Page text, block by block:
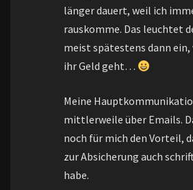
länger dauert, weil ich
rauskomme. Das leuchtet
meist spätestens dann ein,
ihr Geld geht…
Meine
mittlerweile über Emails.
noch für mich den Vorteil,
zur Absicherung auch
habe.